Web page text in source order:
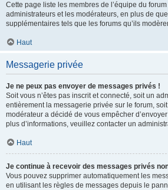
Cette page liste les membres de l’équipe du
administrateurs et les modérateurs, en plus de
supplémentaires tels que les forums qu’ils
Haut
Messagerie privée
Je ne peux pas envoyer de messages privés !
Soit vous n’êtes pas inscrit et connecté, soit un
entièrement la messagerie privée sur le forum,
modérateur a décidé de vous empêcher
plus d’informations, veuillez contacter un
Haut
Je continue à recevoir des messages privés
Vous pouvez supprimer automatiquement les
en utilisant les règles de messages depuis le